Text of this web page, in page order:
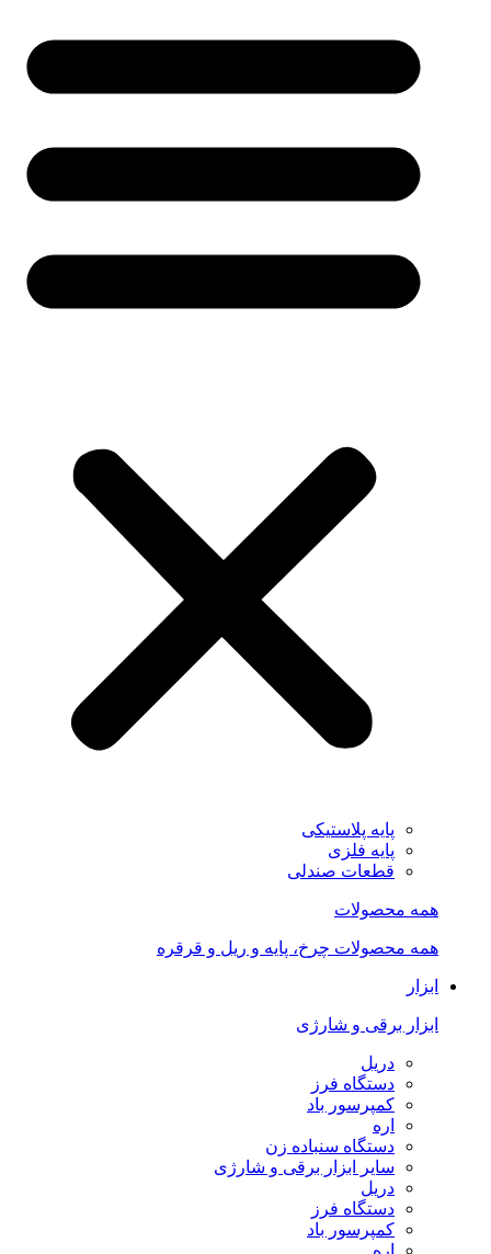
پایه پلاستیکی
پایه فلزی
قطعات صندلی
همه محصولات
همه محصولات چرخ، پایه و ریل و قرقره
ابزار
ابزار برقی و شارژی
دریل
دستگاه فرز
کمپرسور باد
اره
دستگاه سنباده زن
سایر ابزار برقی و شارژی
دریل
دستگاه فرز
کمپرسور باد
اره